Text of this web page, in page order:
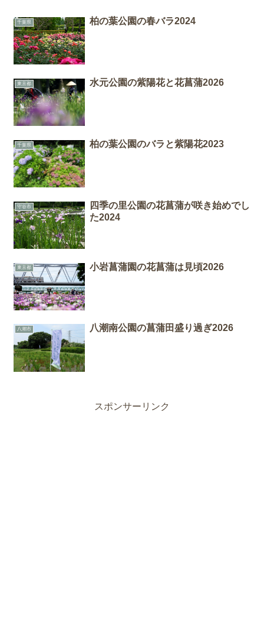
千葉県 柏の葉公園の春バラ2024
東京都 水元公園の紫陽花と花菖蒲2026
千葉県 柏の葉公園のバラと紫陽花2023
守谷市
四季の里公園の花菖蒲が咲き始めでし
た2024
東京都 小岩菖蒲園の花菖蒲は見頃2026
八潮市 八潮南公園の菖蒲田盛り過ぎ2026
スポンサーリンク